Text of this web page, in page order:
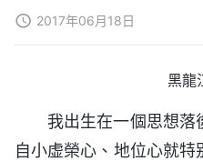
2017年06月18日
黑
我出生在一個思想落
自小虚榮心、地位心就